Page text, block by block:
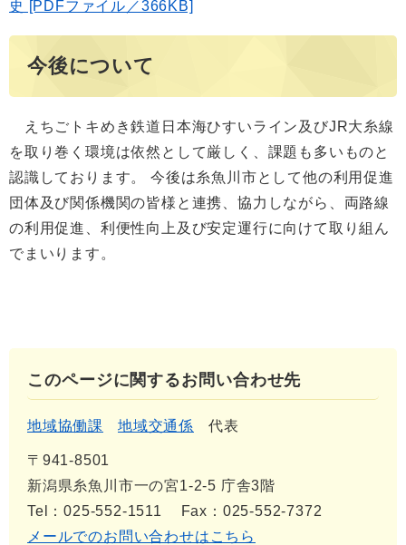
史 [PDFファイル／366KB]
今後について
えちごトキめき鉄道日本海ひすいライン及びJR大糸線
を取り巻く環境は依然として厳しく、課題も多いものと
認識しております。 今後は糸魚川市として他の利用促進
団体及び関係機関の皆様と連携、協力しながら、両路線
の利用促進、利便性向上及び安定運行に向けて取り組ん
でまいります。
このページに関するお問い合わせ先
地域協働課 地域交通係 代表
〒941-8501
新潟県糸魚川市一の宮1-2-5 庁舎3階
Tel：025-552-1511
Fax：025-552-7372
メールでのお問い合わせはこちら